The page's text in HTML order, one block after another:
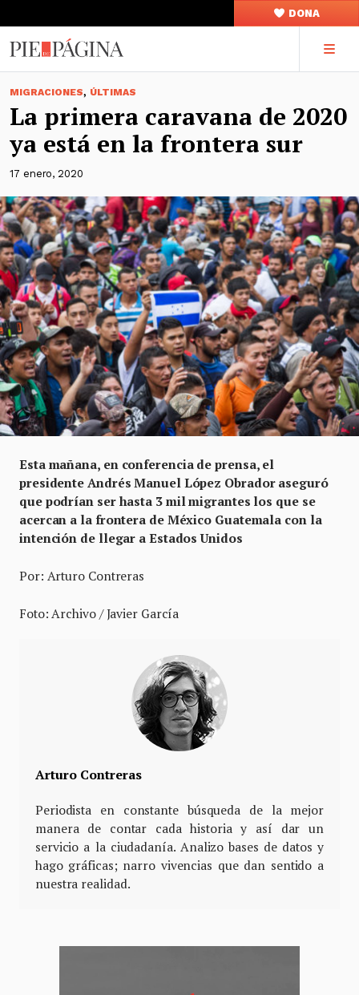
DONA
MIGRACIONES, ÚLTIMAS
La primera caravana de 2020
ya está en la frontera sur
17 enero, 2020
Esta mañana, en conferencia de prensa, el
presidente Andrés Manuel López Obrador aseguró
que podrían ser hasta 3 mil migrantes los que se
acercan a la frontera de México Guatemala con la
intención de llegar a Estados Unidos
Por: Arturo Contreras
Foto: Archivo / Javier García
Arturo Contreras
Periodista en constante búsqueda de la mejor
manera de contar cada historia y así dar un
servicio a la ciudadanía. Analizo bases de datos y
hago gráficas; narro vivencias que dan sentido a
nuestra realidad.